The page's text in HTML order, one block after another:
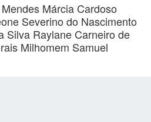
Márcia Cardoso
Severino do Nascimento
Silva Raylane Carneiro de
Milhomem Samuel